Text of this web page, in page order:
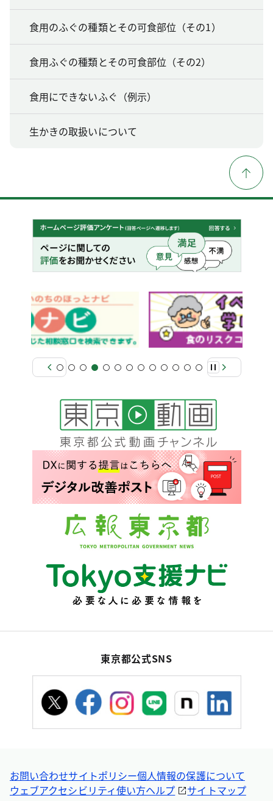
食用のふぐの種類とその可食部位（その1）
食用ふぐの種類とその可食部位（その2）
食用にできないふぐ（例示）
生かきの取扱いについて
東京都公式SNS
お問い合わせサイトポリシー個人情報の保護について
ウェブアクセシビリティ使い方ヘルプ サイトマップ